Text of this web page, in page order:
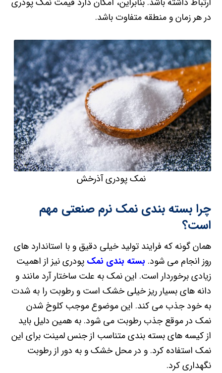
در هر زمان و منطقه متفاوت باشد.
نمک پودری آذرخش
چرا بسته بندی نمک نرم صنعتی مهم
است؟
همان گونه که فرایند تولید خیلی دقیق و با استاندارد های
روز انجام می شود. بسته بندی نمک پودری نیز از اهمیت
زیادی برخوردار است. این نمک به علت ساختار آرد مانند و
دانه های بسیار ریز خیلی خشک است و رطوبت را به شدت
به خود جذب می کند. این موضوع موجب کلوخ شدن
نمک در موقع جذب رطوبت می شود. به همین دلیل باید
از کیسه های بسته بندی متناسب از جنس لمینت برای این
نمک استفاده کرد. و در محل خشک و به دور از رطوبت
نگهداری کرد.